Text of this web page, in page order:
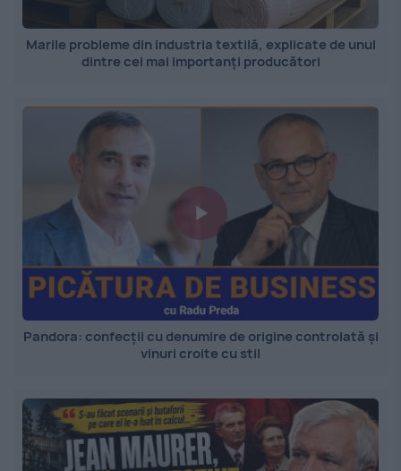
Marile probleme din industria textilă, explicate de unul
dintre cei mai importanți producători
Pandora: confecții cu denumire de origine controlată și
vinuri croite cu stil